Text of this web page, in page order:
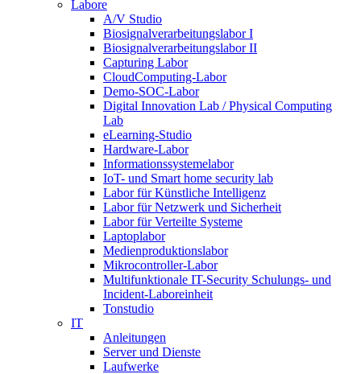
Labore
A/V Studio
Biosignalverarbeitungslabor I
Biosignalverarbeitungslabor II
Capturing Labor
CloudComputing-Labor
Demo-SOC-Labor
Digital Innovation Lab / Physical Computing
Lab
eLearning-Studio
Hardware-Labor
Informationssystemelabor
IoT- und Smart home security lab
Labor für Künstliche Intelligenz
Labor für Netzwerk und Sicherheit
Labor für Verteilte Systeme
Laptoplabor
Medienproduktionslabor
Mikrocontroller-Labor
Multifunktionale IT-Security Schulungs- und
Incident-Laboreinheit
Tonstudio
IT
Anleitungen
Server und Dienste
Laufwerke